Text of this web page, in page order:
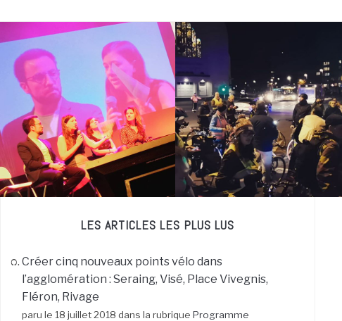
LES ARTICLES LES PLUS LUS
Créer cinq nouveaux points vélo dans
l’agglomération : Seraing, Visé, Place Vivegnis,
Fléron, Rivage
paru le 18 juillet 2018 dans la rubrique Programme